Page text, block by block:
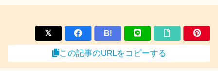
B!
この記事のURLをコピーする